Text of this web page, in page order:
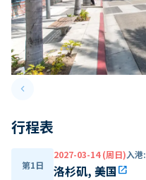
keyboard_arrow_leftPrevious slide
行程表
第1日
2027-03-14 (周日)入港:
洛杉矶, 美国open_in_new